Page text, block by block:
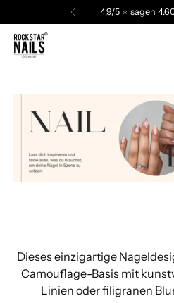
4,9/5 ⭐️ sagen
Dieses einzigartige
Camouflage-Basis mit
Linien oder filigranen